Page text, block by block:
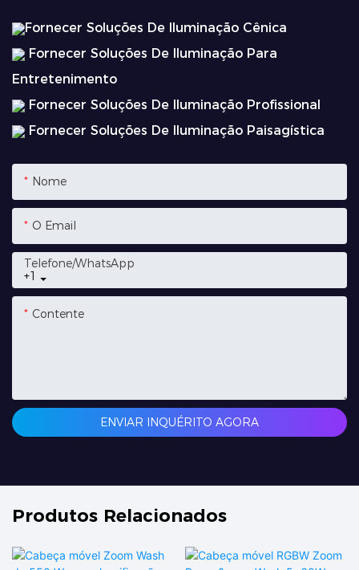
Fornecer Soluções De Iluminação Cênica
Fornecer Soluções De Iluminação Para
Entretenimento
Fornecer Soluções De Iluminação Profissional
Fornecer Soluções De Iluminação Paisagística
Nome
O Email
+1
Telefone/whatsApp
Contente
ENVIAR INQUÉRITO AGORA
Produtos Relacionados